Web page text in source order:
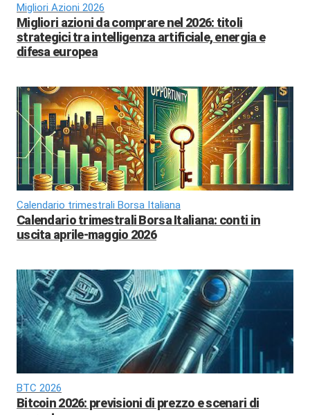
Migliori Azioni 2026
Migliori azioni da comprare nel 2026: titoli
strategici tra intelligenza artificiale, energia e
difesa europea
Calendario trimestrali Borsa Italiana
Calendario trimestrali Borsa Italiana: conti in
uscita aprile-maggio 2026
BTC 2026
Bitcoin 2026: previsioni di prezzo e scenari di